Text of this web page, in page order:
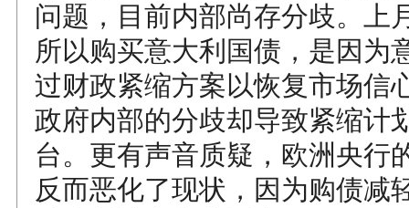
问题，目前内部尚存分歧。上
所以购买意大利国债，是因为
过财政紧缩方案以恢复市场信
政府内部的分歧却导致紧缩计
台。更有声音质疑，欧洲央行
反而恶化了现状，因为购债减